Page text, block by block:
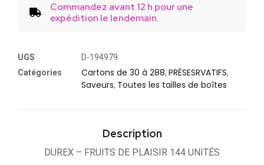
Commandez avant 12 h pour une
expédition le lendemain.
UGS
D-194979
Catégories
Cartons de 30 à 288, PRÉSESRVATIFS,
Saveurs, Toutes les tailles de boîtes
Description
DUREX – FRUITS DE PLAISIR 144 UNITÉS